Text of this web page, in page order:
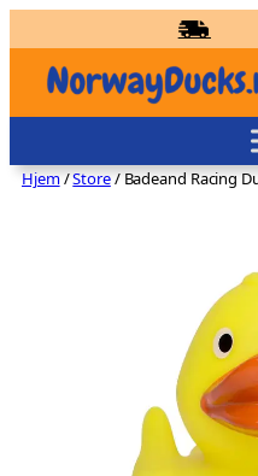
Badeand
kr95,00
til
innhold
Hjem/Store/ Badeand Racing